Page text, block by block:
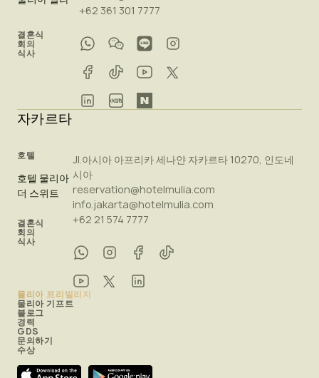
결혼식
회의
식사
+62 361 301 7777
자카르타
호텔
호텔 물리아
더 스위트
결혼식
회의
식사
Jl.아시아 아프리카 세나얀 자카르타 10270, 인도네
시아
reservation@hotelmulia.com
info.jakarta@hotelmulia.com
+62 21 574 7777
물리아 프리빌리지
물리아 기프트
블로그
경력
GDS
문의하기
수상